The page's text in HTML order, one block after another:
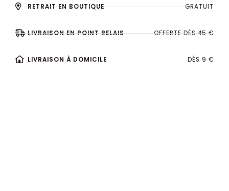
RETRAIT EN BOUTIQUE GRATUIT
LIVRAISON EN POINT RELAIS OFFERTE DÈS 45 €
LIVRAISON À DOMICILE DÈS 9 €